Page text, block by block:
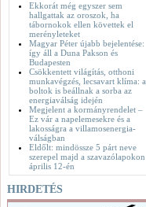
Ekkorát még egyszer sem
hallgattak az oroszok, ha
tábornokok ellen követtek el
merényleteket
Magyar Péter újabb bejelentése:
így áll a Duna Pakson és
Budapesten
Csökkentett világítás, otthoni
munkavégzés, lecsavart klíma: a
boltok is beállnak a sorba az
energiaválság idején
Megjelent a kormányrendelet –
Ez vár a napelemesekre és a
lakosságra a villamosenergia-
válságban
Eldőlt: mindössze 5 párt neve
szerepel majd a szavazólapokon
április 12-én
HIRDETÉS